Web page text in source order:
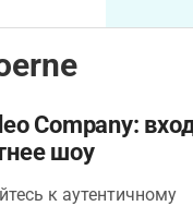
Company:
шоу
к аутентичному